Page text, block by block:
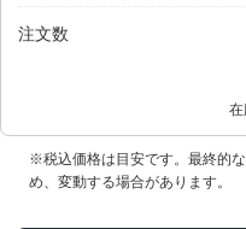
注文数
在
※税込価格は目安です。最終的
め、変動する場合があります。